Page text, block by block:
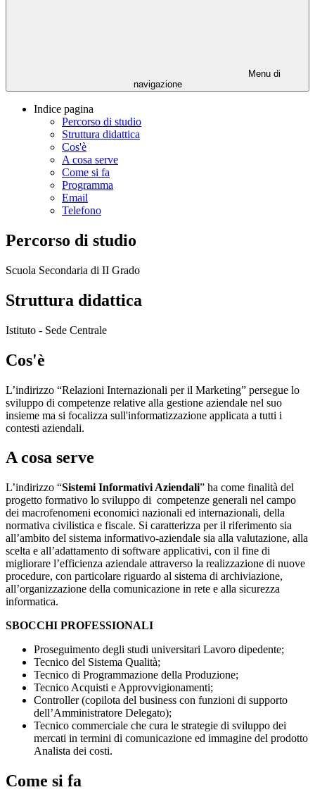
Menu di
navigazione
Indice pagina
Percorso di studio
Struttura didattica
Cos'è
A cosa serve
Come si fa
Programma
Email
Telefono
Percorso di studio
Scuola Secondaria di II Grado
Struttura didattica
Istituto - Sede Centrale
Cos'è
L’indirizzo “Relazioni Internazionali per il Marketing” persegue lo
sviluppo di competenze relative alla gestione aziendale nel suo
insieme ma si focalizza sull'informatizzazione applicata a tutti i
contesti aziendali.
A cosa serve
L’indirizzo “Sistemi Informativi Aziendali” ha come finalità del
progetto formativo lo sviluppo di competenze generali nel campo
dei macrofenomeni economici nazionali ed internazionali, della
normativa civilistica e fiscale. Si caratterizza per il riferimento sia
all’ambito del sistema informativo-aziendale sia alla valutazione, alla
scelta e all’adattamento di software applicativi, con il fine di
migliorare l’efficienza aziendale attraverso la realizzazione di nuove
procedure, con particolare riguardo al sistema di archiviazione,
all’organizzazione della comunicazione in rete e alla sicurezza
informatica.
SBOCCHI PROFESSIONALI
Proseguimento degli studi universitari Lavoro dipedente;
Tecnico del Sistema Qualità;
Tecnico di Programmazione della Produzione;
Tecnico Acquisti e Approvvigionamenti;
Controller (copilota del business con funzioni di supporto
dell’Amministratore Delegato);
Tecnico commerciale che cura le strategie di sviluppo dei
mercati in termini di comunicazione ed immagine del prodotto
Analista dei costi.
Come si fa